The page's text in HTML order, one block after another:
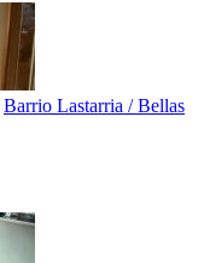
Barrio Lastarria / Bellas